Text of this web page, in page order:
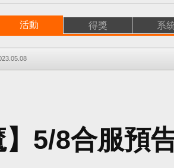
活動 得獎 系
】5/8合服預